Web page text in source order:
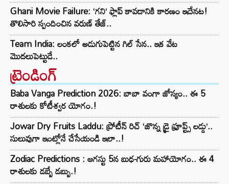
Ghani Movie Failure: ‘గని’ ఫ్లాప్‌ కావడానికి కారణం ఇదేనట!
తొలిసారి స్పందించిన వరుణ్ తేజ్..
Team India: లంకలో అడుగుపెట్టిన గిల్ సేన.. ఇక వేట
మొదలుపెట్టుడే..
ట్రెండింగ్‌
Baba Vanga Prediction 2026: బాబా వంగా జోస్యం.. ఈ 5
రాశులకు కోటీశ్వర యోగం.!
Jowar Dry Fruits Laddu: ప్రోటీన్ రిచ్ ‘జొన్న డ్రై ఫ్రూప్ట్స్ లడ్డు’..
సులువుగా ఇంట్లోనే చేసేయండి ఇలా..!
Zodiac Predictions : ఆగస్టు 5న బుధ-గురు మహాయోగం.. ఈ 4
రాశులకు డబ్బే డబ్బు.!